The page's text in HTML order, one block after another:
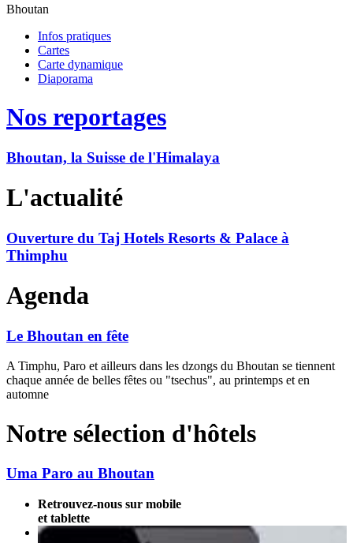
Bhoutan
Infos pratiques
Cartes
Carte dynamique
Diaporama
Nos reportages
Bhoutan, la Suisse de l'Himalaya
L'actualité
Ouverture du Taj Hotels Resorts & Palace à
Thimphu
Agenda
Le Bhoutan en fête
A Timphu, Paro et ailleurs dans les dzongs du Bhoutan se tiennent
chaque année de belles fêtes ou "tsechus", au printemps et en
automne
Notre sélection d'hôtels
Uma Paro au Bhoutan
Retrouvez-nous sur mobile
et tablette